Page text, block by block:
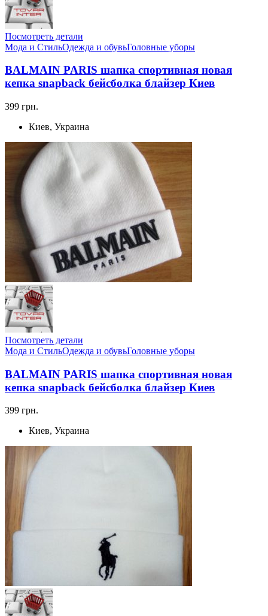
Посмотреть детали
Мода и СтильОдежда и обувьГоловные уборы
BALMAIN PARIS шапка спортивная новая
кепка snapback бейсболка блайзер Киев
399 грн.
Киев, Украина
Посмотреть детали
Мода и СтильОдежда и обувьГоловные уборы
BALMAIN PARIS шапка спортивная новая
кепка snapback бейсболка блайзер Киев
399 грн.
Киев, Украина